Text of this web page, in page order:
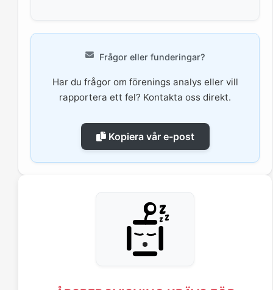
Frågor eller funderingar?
Har du frågor om förenings analys eller vill
rapportera ett fel? Kontakta oss direkt.
Kopiera vår e-post